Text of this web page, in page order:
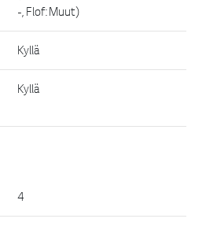
-, Flof: Muut)
Kyllä
Kyllä
4